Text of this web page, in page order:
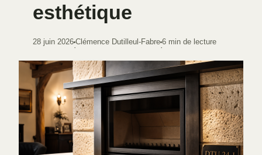
esthétique
28 juin 2026
·
Clémence Dutilleul-Fabre
·
6 min de lecture